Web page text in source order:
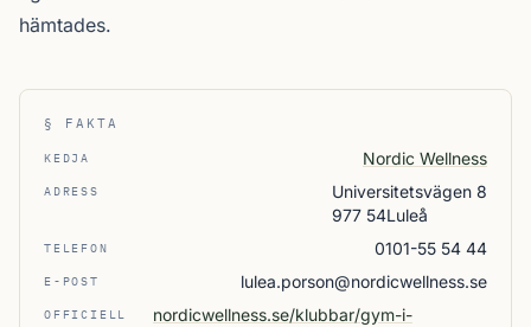
hämtades.
§ FAKTA
KEDJA Nordic Wellness
ADRESS
Universitetsvägen 8
977 54Luleå
TELEFON 0101-55 54 44
E-POST lulea.porson@nordicwellness.se
OFFICIELL
nordicwellness.se/klubbar/gym-i-